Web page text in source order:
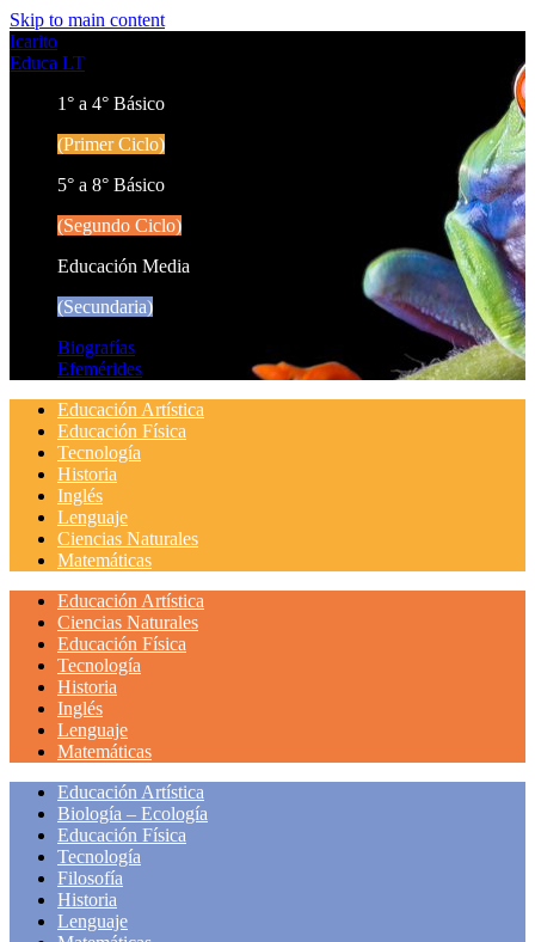
Skip to main content
Icarito
Educa LT
1° a 4° Básico
(Primer Ciclo)
5° a 8° Básico
(Segundo Ciclo)
Educación Media
(Secundaria)
Biografías
Efemérides
Educación Artística
Educación Física
Tecnología
Historia
Inglés
Lenguaje
Ciencias Naturales
Matemáticas
Educación Artística
Ciencias Naturales
Educación Física
Tecnología
Historia
Inglés
Lenguaje
Matemáticas
Educación Artística
Biología – Ecología
Educación Física
Tecnología
Filosofía
Historia
Lenguaje